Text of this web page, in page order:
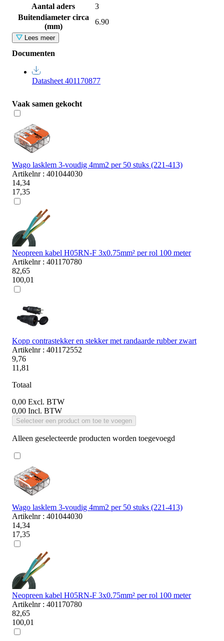
Aantal aders
3
Buitendiameter circa
(mm)
6.90
Lees meer
Documenten
Datasheet 401170877
Vaak samen gekocht
Wago lasklem 3-voudig 4mm2 per 50 stuks (221-413)
Artikelnr : 401044030
14,34
17,35
Neopreen kabel H05RN-F 3x0.75mm² per rol 100 meter
Artikelnr : 401170780
82,65
100,01
Kopp contrastekker en stekker met randaarde rubber zwart
Artikelnr : 401172552
9,76
11,81
Totaal
0,00 Excl. BTW
0,00 Incl. BTW
Selecteer een product om toe te voegen
Alleen geselecteerde producten worden toegevoegd
Wago lasklem 3-voudig 4mm2 per 50 stuks (221-413)
Artikelnr : 401044030
14,34
17,35
Neopreen kabel H05RN-F 3x0.75mm² per rol 100 meter
Artikelnr : 401170780
82,65
100,01